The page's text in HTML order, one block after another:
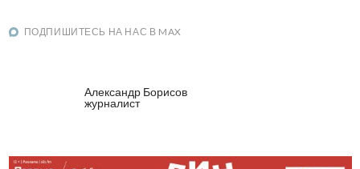
ПОДПИШИТЕСЬ НА НАС В MAX
Александр Борисов
журналист